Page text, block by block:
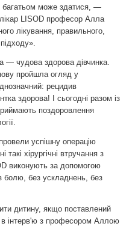
багатьом може здатися, —
лікар LISOD професор Алла
лікування, правильного,
— чудова здорова дівчинка.
пройшла огляд у
рецидив
здорова! І сьогодні разом із
поздоровлення
успішну операцію
хірургічні втручання з
виконують за допомогою
болю, без ускладнень, без
дитину, якщо поставлений
в інтерв'ю з професором Аллою